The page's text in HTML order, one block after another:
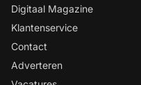
Digitaal Magazine
Klantenservice
Contact
Adverteren